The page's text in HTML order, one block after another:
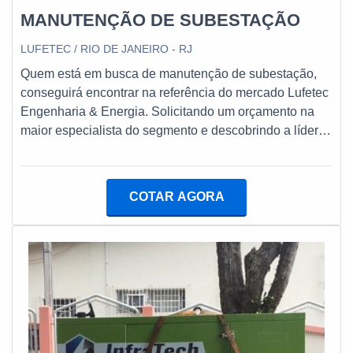
MANUTENÇÃO DE SUBESTAÇÃO
LUFETEC / RIO DE JANEIRO - RJ
Quem está em busca de manutenção de subestação,
conseguirá encontrar na referência do mercado Lufetec
Engenharia & Energia. Solicitando um orçamento na
maior especialista do segmento e descobrindo a líder
MANUTENÇÃO DE SUBESTAÇÃOQuem quer
Energia. É possível encontrar lavagem de tanque de
diesel e instalação gerador de energia, oferecendo o
que há de melhor em tecnologia ao cliente.Ainda
focando em manutenção de subestação, deve-se
descartar empresas que não tenham produtos e
serviços com ótima qualidade e assertividade, pontos
importantes que ficam de fora no planejamento de
COTAR AGORA